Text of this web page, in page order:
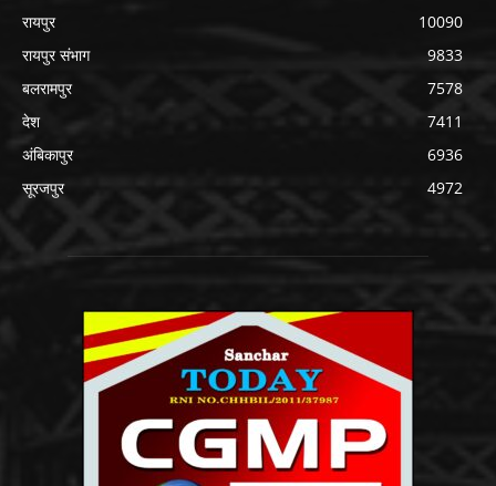
रायपुर
10090
रायपुर संभाग
9833
बलरामपुर
7578
देश
7411
अंबिकापुर
6936
सूरजपुर
4972